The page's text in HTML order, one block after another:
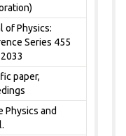
of Physics:
Series 455
paper,
Physics and